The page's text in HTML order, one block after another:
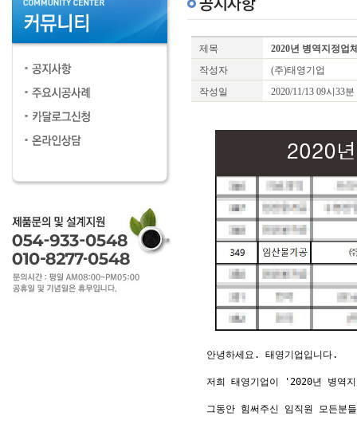
제목
2020년 병역지정업
작성자
(주)태영기업
작성일
2020/11/13 09시33분
안녕하세요. 태영기업입니다.
저희 태영기업이 '2020년 병역
그동안 힘써주신 임직원 모든분